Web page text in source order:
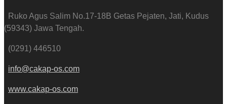
Ruko Agus Salim No.17-18B Getas Pejaten, Jati, Kudus
(59343) Jawa Tengah.
(0291) 446510
info@cakap-os.com
www.cakap-os.com